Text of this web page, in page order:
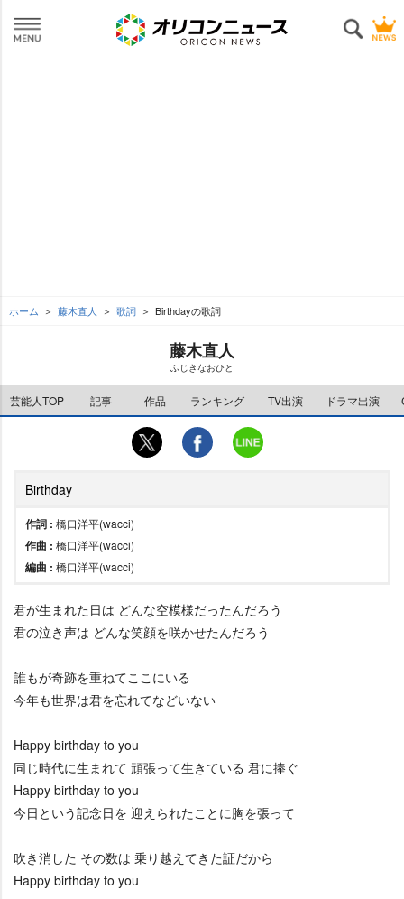
ホーム 藤木直人 歌詞 Birthdayの歌詞
藤木直人
ふじきなおひと
芸能人TOP 記事 作品 ランキング TV出演 ドラマ出演
Birthday
作詞 : 橋口洋平(wacci)
作曲 : 橋口洋平(wacci)
編曲 : 橋口洋平(wacci)
君が生まれた日は どんな空模様だったんだろう
君の泣き声は どんな笑顔を咲かせたんだろう
誰もが奇跡を重ねてここにいる
今年も世界は君を忘れてなどいない
Happy birthday to you
同じ時代に生まれて 頑張って生きている 君に捧ぐ
Happy birthday to you
今日という記念日を 迎えられたことに胸を張って
吹き消した その数は 乗り越えてきた証だから
Happy birthday to you